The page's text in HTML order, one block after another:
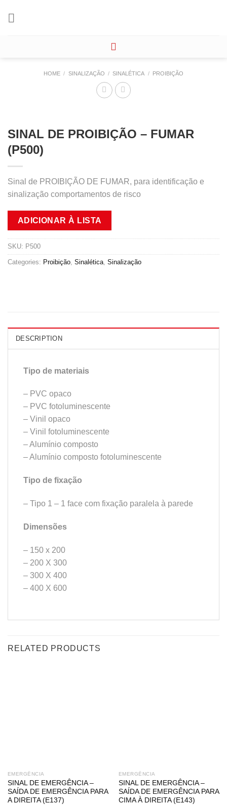
HOME / SINALIZAÇÃO / SINALÉTICA / PROIBIÇÃO
SINAL DE PROIBIÇÃO – FUMAR
(P500)
Sinal de PROIBIÇÃO DE FUMAR, para identificação e
sinalização comportamentos de risco
ADICIONAR À LISTA
SKU: P500
Categories: Proibição Sinalética Sinalização
DESCRIPTION
Tipo de materiais
– PVC opaco
– PVC fotoluminescente
– Vinil opaco
– Vinil fotoluminescente
– Alumínio composto
– Alumínio composto fotoluminescente
Tipo de fixação
– Tipo 1 – 1 face com fixação paralela à parede
Dimensões
– 150 x 200
– 200 X 300
– 300 X 400
– 400 X 600
RELATED PRODUCTS
EMERGÊNCIA
SINAL DE EMERGÊNCIA –
SAÍDA DE EMERGÊNCIA PARA
A DIREITA (E137)
EMERGÊNCIA
SINAL DE EMERGÊNCIA –
SAÍDA DE EMERGÊNCIA PARA
CIMA À DIREITA (E143)